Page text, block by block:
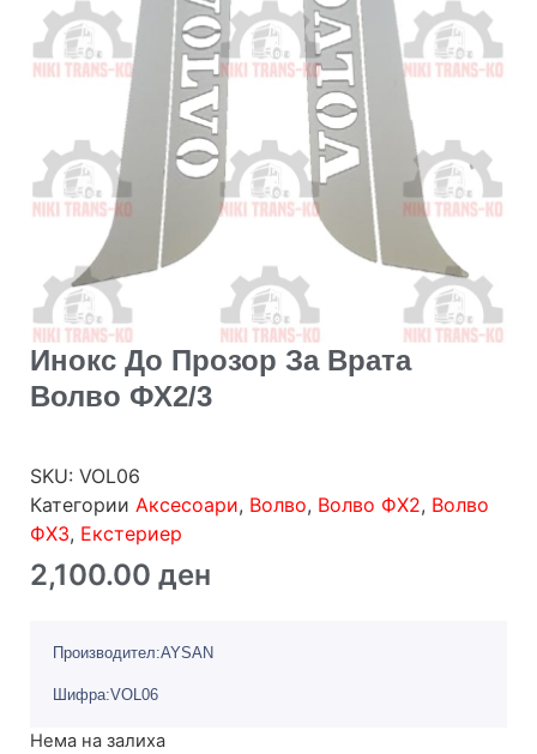
Инокс До Прозор За Врата
Волво ФХ2/3
SKU: VOL06
Категории Аксесоари, Волво, Волво ФХ2, Волво
ФХ3, Екстериер
2,100.00 ден
Производител:AYSAN
Шифра:VOL06
Нема на залиха